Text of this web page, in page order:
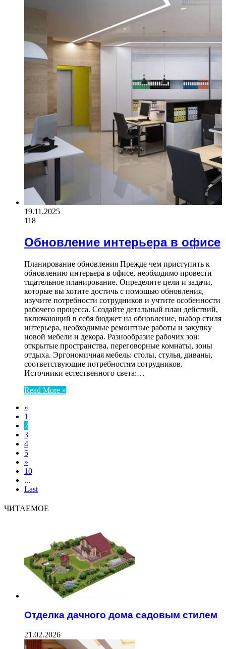
19.11.2025
118
Обновление интерьера в офисе
Планирование обновления Прежде чем приступить к
обновлению интерьера в офисе, необходимо провести
тщательное планирование. Определите цели и задачи,
которые вы хотите достичь с помощью обновления,
изучите потребности сотрудников и учтите особенности
рабочего процесса. Создайте детальный план действий,
включающий в себя бюджет на обновление, выбор стиля
интерьера, необходимые ремонтные работы и закупку
новой мебели и декора. Разнообразие рабочих зон:
открытые пространства, переговорные комнаты, зоны
отдыха. Эргономичная мебель: столы, стулья, диваны,
соответствующие потребностям сотрудников.
Источники естественного света:…
Read More »
«
1
2
3
4
5
»
10
...
Last
ЧИТАЕМОЕ
Отделка дачного дома садовым стилем
21.02.2026